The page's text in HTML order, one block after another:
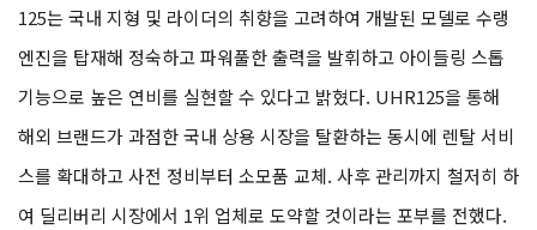
125는 국내 지형 및 라이더의 취향을 고려하여 개발된 모델로 수랭
엔진을 탑재해 정숙하고 파워풀한 출력을 발휘하고 아이들링 스톱
기능으로 높은 연비를 실현할 수 있다고 밝혔다. UHR125을 통해
해외 브랜드가 과점한 국내 상용 시장을 탈환하는 동시에 렌탈 서비
스를 확대하고 사전 정비부터 소모품 교체. 사후 관리까지 철저히 하
여 딜리버리 시장에서 1위 업체로 도약할 것이라는 포부를 전했다.